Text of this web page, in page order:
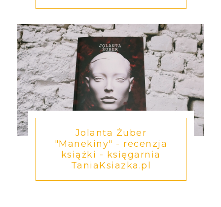
Jolanta Żuber
"Manekiny" - recenzja
książki - księgarnia
TaniaKsiazka.pl